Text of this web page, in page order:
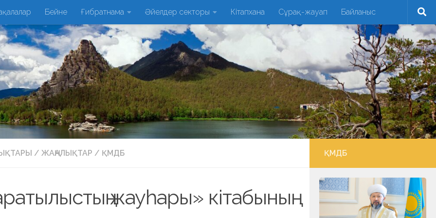
Бейне Ғибратнама Әйелдер секторы Кітапхана Сұрақ-жауап Байланыс
/ ЖАҢАЛЫҚТАР / ҚМДБ
жауһары» кітабының
ҚМДБ